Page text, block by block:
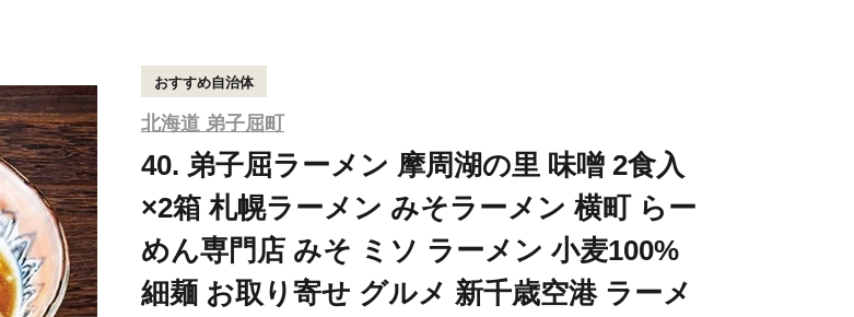
おすすめ自治体
北海道 弟子屈町
40. 弟子屈ラーメン 摩周湖の里 味噌 2食入
×2箱 札幌ラーメン みそラーメン 横町 らー
めん専門店 みそ ミソ ラーメン 小麦100%
細麺 お取り寄せ グルメ 新千歳空港 ラーメ